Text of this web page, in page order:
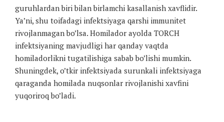
guruhlardan biri bilan birlamchi kasallanish xavflidir.
Ya’ni, shu toifadagi infektsiyaga qarshi immunitet
rivojlanmagan bo’lsa. Homilador ayolda TORCH
infektsiyaning mavjudligi har qanday vaqtda
homiladorlikni tugatilishiga sabab bo’lishi mumkin.
Shuningdek, o’tkir infektsiyada surunkali infektsiyaga
qaraganda homilada nuqsonlar rivojlanishi xavfini
yuqoriroq bo’ladi.